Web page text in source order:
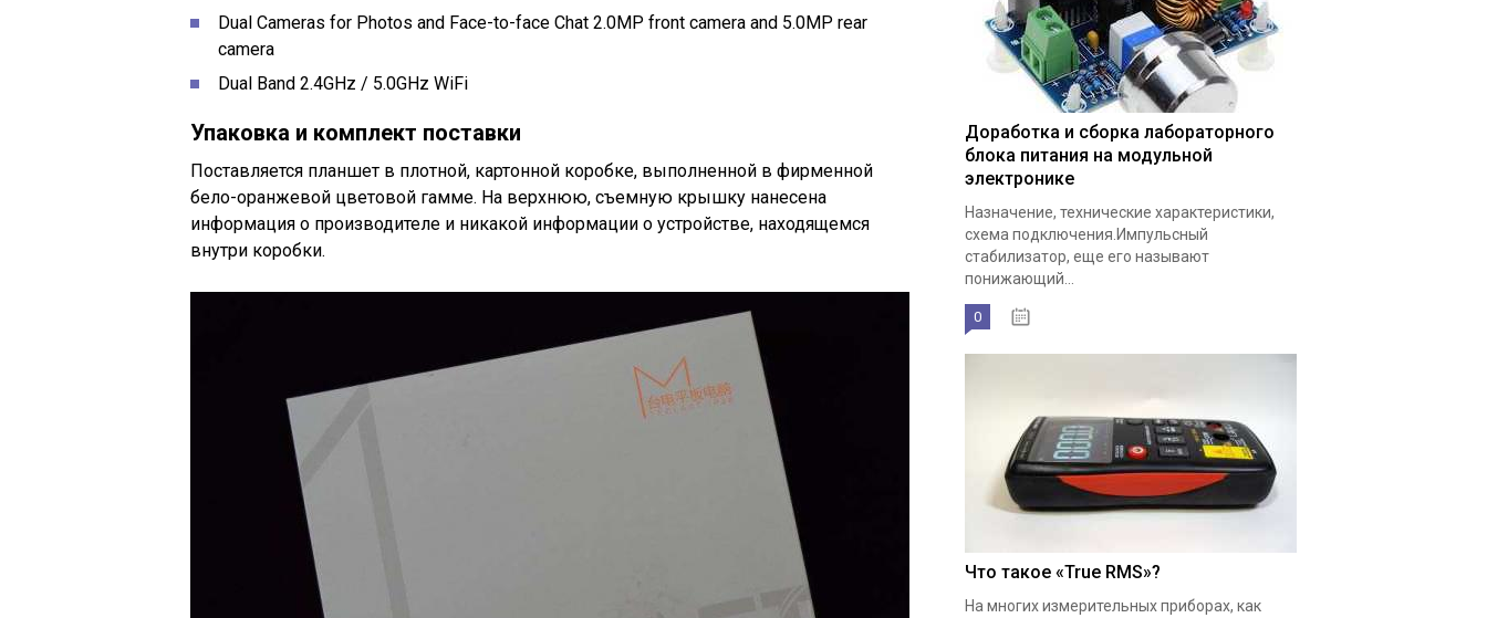
Dual Cameras for Photos and Face-to-face Chat 2.0MP front camera and 5.0MP rear
camera
Dual Band 2.4GHz / 5.0GHz WiFi
Упаковка и комплект поставки
Поставляется планшет в плотной, картонной коробке, выполненной в фирменной
бело-оранжевой цветовой гамме. На верхнюю, съемную крышку нанесена
информация о производителе и никакой информации о устройстве, находящемся
внутри коробки.
Доработка и сборка лабораторного
блока питания на модульной
электронике
Назначение, технические характеристики,
схема подключения.Импульсный
стабилизатор, еще его называют
понижающий...
0
Что такое «True RMS»?
На многих измерительных приборах, как